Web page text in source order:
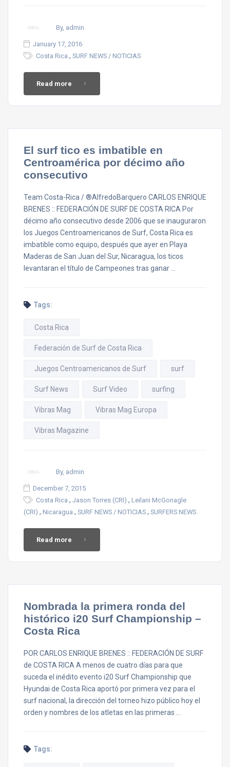
By, admin
January 17, 2016
Costa Rica , SURF NEWS / NOTICIAS
Read more
El surf tico es imbatible en
Centroamérica por décimo año
consecutivo
Team Costa-Rica / ®AlfredoBarquero CARLOS ENRIQUE
BRENES :: FEDERACIÓN DE SURF DE COSTA RICA Por
décimo año consecutivo desde 2006 que se inauguraron
los Juegos Centroamericanos de Surf, Costa Rica es
imbatible como equipo, después que ayer en Playa
Maderas de San Juan del Sur, Nicaragua, los ticos
levantaran el título de Campeones tras ganar …
Tags:
Costa Rica
Federación de Surf de Costa Rica
Juegos Centroamericanos de Surf surf
Surf News Surf Video surfing
Vibras Mag Vibras Mag Europa
Vibras Magazine
By, admin
December 7, 2015
Costa Rica , Jason Torres (CRI) , Leilani McGonagle
(CRI) , Nicaragua , SURF NEWS / NOTICIAS , SURFERS NEWS
Read more
Nombrada la primera ronda del
histórico i20 Surf Championship –
Costa Rica
POR CARLOS ENRIQUE BRENES :: FEDERACIÓN DE SURF
de COSTA RICA A menos de cuatro días para que
suceda el inédito evento i20 Surf Championship que
Hyundai de Costa Rica aportó por primera vez para el
surf nacional, la dirección del torneo hizo público hoy el
orden y nombres de los atletas en las primeras …
Tags: